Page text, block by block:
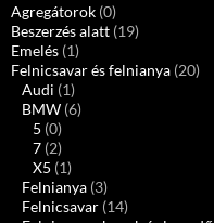
Agregátorok (0)
Beszerzés alatt (19)
Emelés (1)
Felnicsavar és felnianya (20)
Audi (1)
BMW (6)
5 (0)
7 (2)
X5 (1)
Felnianya (3)
Felnicsavar (14)